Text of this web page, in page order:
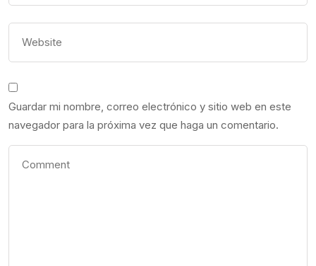
Guardar mi nombre, correo electrónico y sitio web en este
navegador para la próxima vez que haga un comentario.